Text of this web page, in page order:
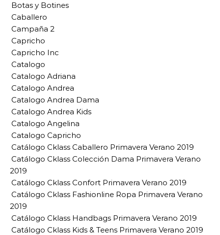
Botas y Botines
Caballero
Campaña 2
Capricho
Capricho Inc
Catalogo
Catalogo Adriana
Catalogo Andrea
Catalogo Andrea Dama
Catalogo Andrea Kids
Catalogo Angelina
Catalogo Capricho
Catálogo Cklass Caballero Primavera Verano 2019
Catálogo Cklass Colección Dama Primavera Verano
2019
Catálogo Cklass Confort Primavera Verano 2019
Catálogo Cklass Fashionline Ropa Primavera Verano
2019
Catálogo Cklass Handbags Primavera Verano 2019
Catálogo Cklass Kids & Teens Primavera Verano 2019